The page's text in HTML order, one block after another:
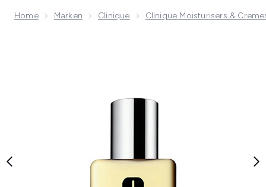
Home Marken Clinique Clinique Moisturisers &